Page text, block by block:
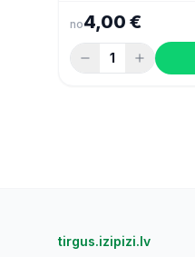
no4,00 €
1
tirgus.izipizi.lv